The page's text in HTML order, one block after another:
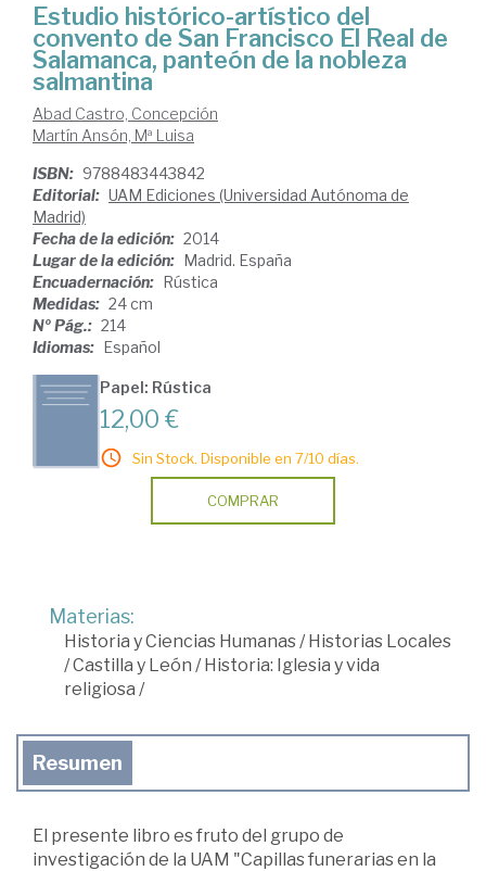
Estudio histórico-artístico del
convento de San Francisco El Real de
Salamanca, panteón de la nobleza
salmantina
Abad Castro, Concepción
Martín Ansón, Mª Luisa
ISBN: 9788483443842
Editorial: UAM Ediciones (Universidad Autónoma de
Madrid)
Fecha de la edición: 2014
Lugar de la edición: Madrid. España
Encuadernación: Rústica
Medidas: 24 cm
Nº Pág.: 214
Idiomas: Español
Papel: Rústica
12,00 €
Sin Stock. Disponible en 7/10 días.
COMPRAR
Materias:
Historia y Ciencias Humanas /Historias Locales
/Castilla y León /Historia: Iglesia y vida
religiosa /
Resumen
El presente libro es fruto del grupo de
investigación de la UAM "Capillas funerarias en la